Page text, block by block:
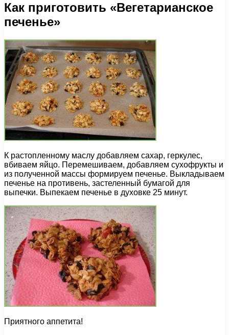
Как приготовить «Вегетарианское
печенье»
К растопленному маслу добавляем сахар, геркулес,
вбиваем яйцо. Перемешиваем, добавляем сухофрукты и
из полученной массы формируем печенье. Выкладываем
печенье на противень, застеленный бумагой для
выпечки. Выпекаем печенье в духовке 25 минут.
Приятного аппетита!